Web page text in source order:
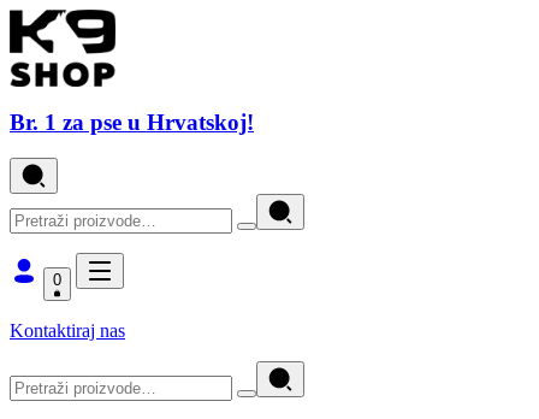
Br. 1 za pse u Hrvatskoj!
0
Kontaktiraj nas